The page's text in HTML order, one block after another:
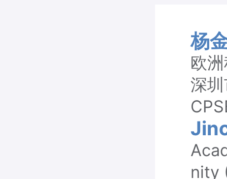
杨
欧
深
nity